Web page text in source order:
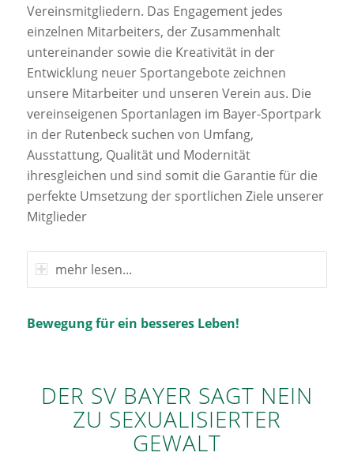
Vereinsmitgliedern. Das Engagement jedes
einzelnen Mitarbeiters, der Zusammenhalt
untereinander sowie die Kreativität in der
Entwicklung neuer Sportangebote zeichnen
unsere Mitarbeiter und unseren Verein aus. Die
vereinseigenen Sportanlagen im Bayer-Sportpark
in der Rutenbeck suchen von Umfang,
Ausstattung, Qualität und Modernität
ihresgleichen und sind somit die Garantie für die
perfekte Umsetzung der sportlichen Ziele unserer
Mitglieder
mehr lesen...
Bewegung für ein besseres Leben!
DER SV BAYER SAGT NEIN
ZU SEXUALISIERTER
GEWALT